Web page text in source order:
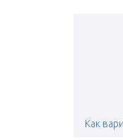
Как